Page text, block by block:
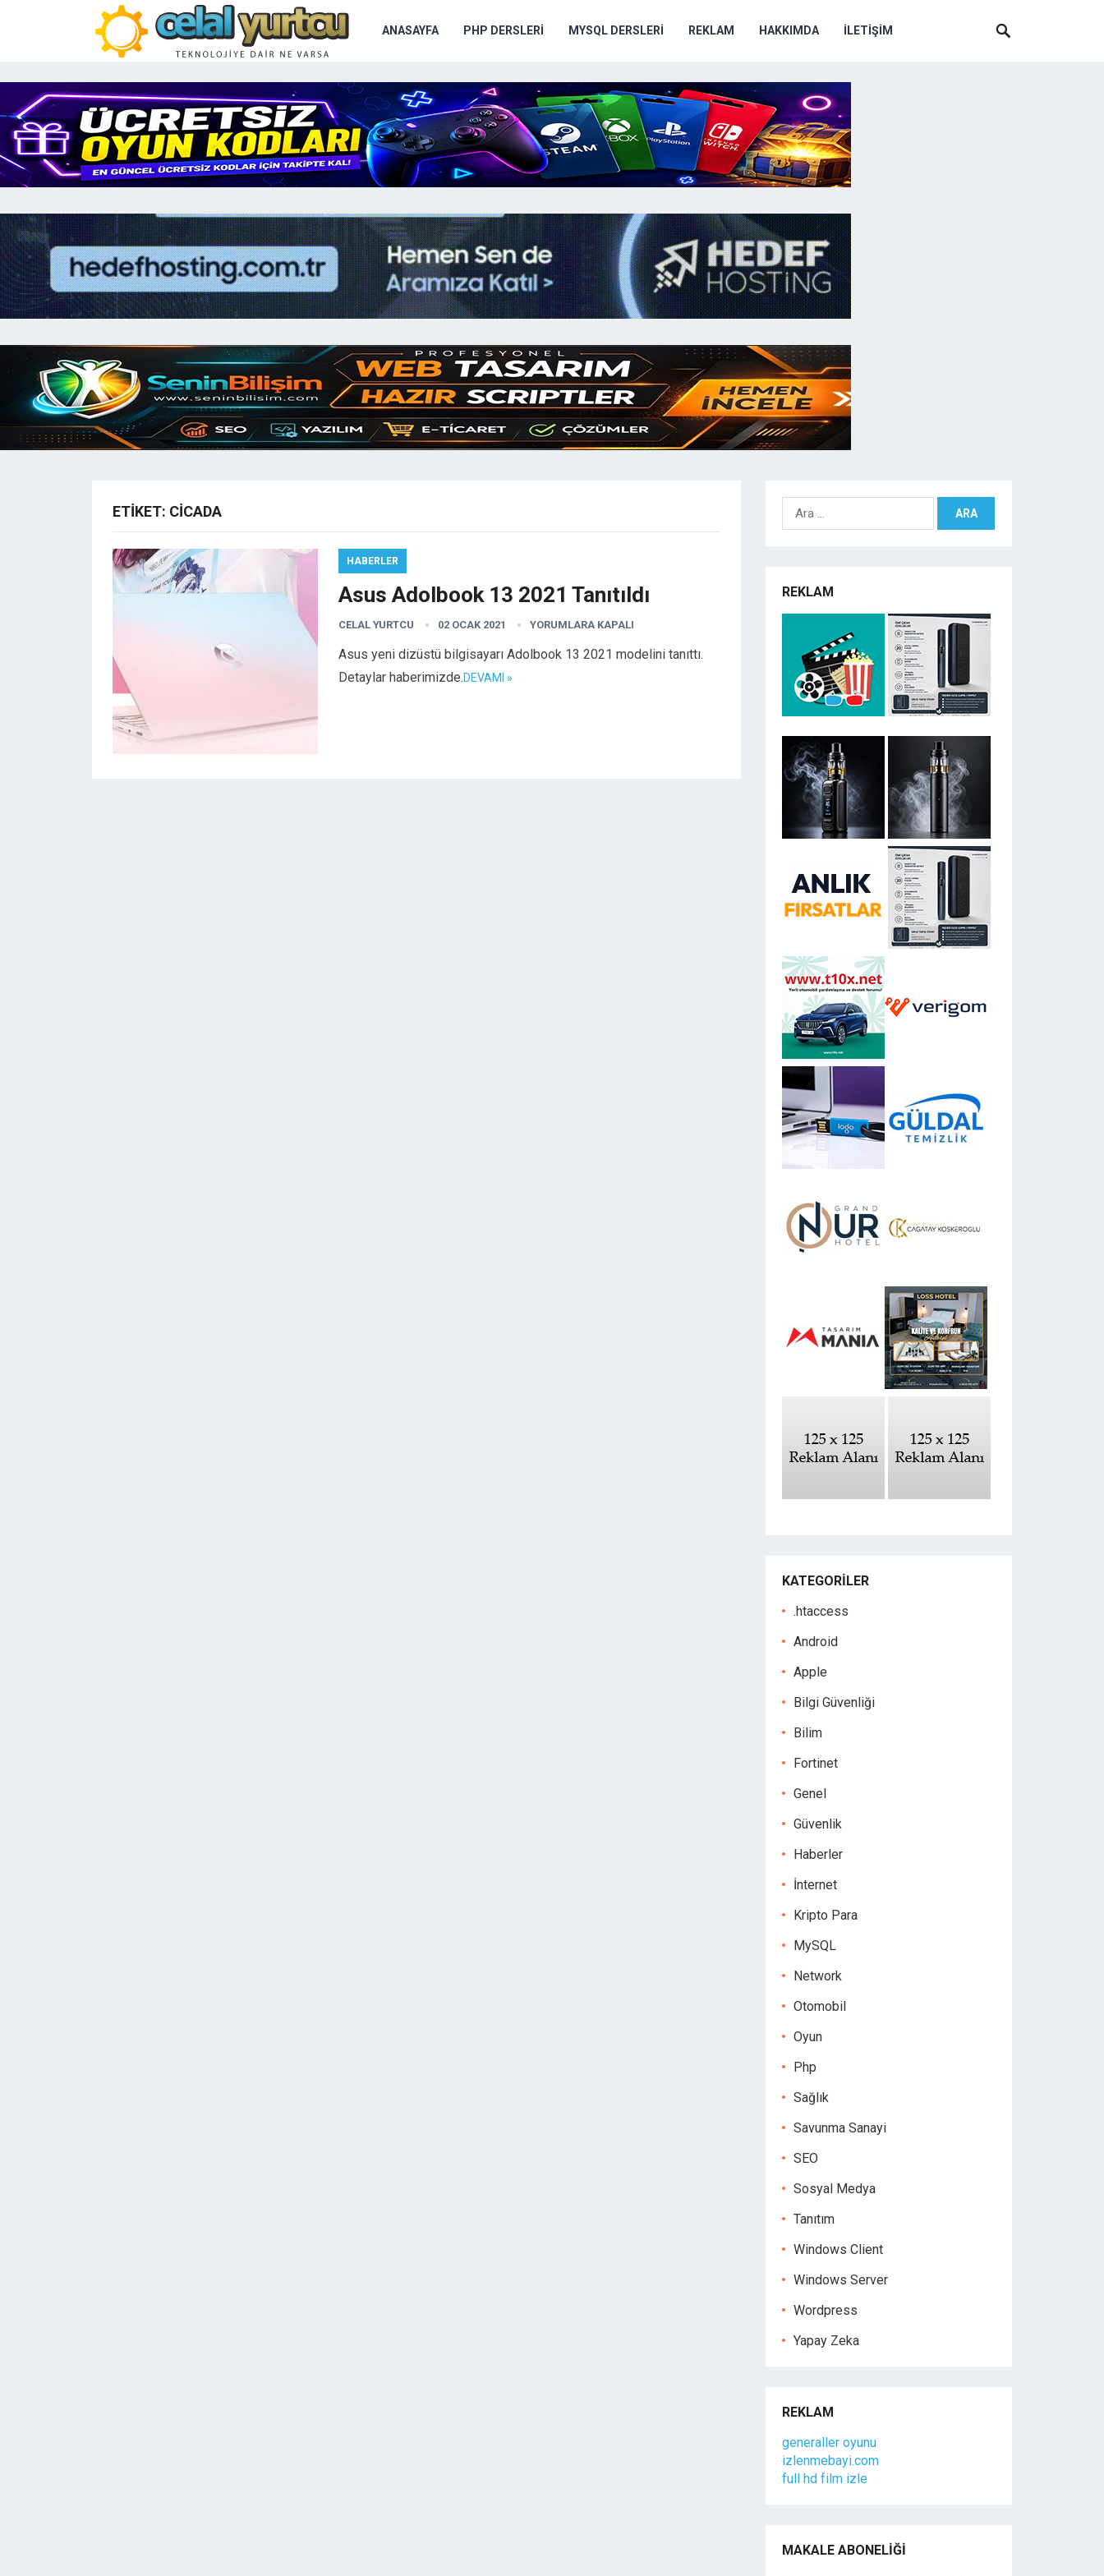
ANASAYFA PHP DERSLERI MYSQL DERSLERI REKLAM HAKKIMDA İLETIŞIM
ETIKET: CICADA
HABERLER
Asus Adolbook 13 2021 Tanıtıldı
CELAL YURTCU 02 OCAK 2021 YORUMLARA KAPALI
Asus yeni dizüstü bilgisayarı Adolbook 13 2021 modelini tanıttı.
Detaylar haberimizde.DEVAMI »
Arama:
REKLAM
KATEGORILER
.htaccess
Android
Apple
Bilgi Güvenliği
Bilim
Fortinet
Genel
Güvenlik
Haberler
İnternet
Kripto Para
MySQL
Network
Otomobil
Oyun
Php
Sağlık
Savunma Sanayi
SEO
Sosyal Medya
Tanıtım
Windows Client
Windows Server
Wordpress
Yapay Zeka
REKLAM
generaller oyunu
izlenmebayi.com
full hd film izle
MAKALE ABONELIĞI